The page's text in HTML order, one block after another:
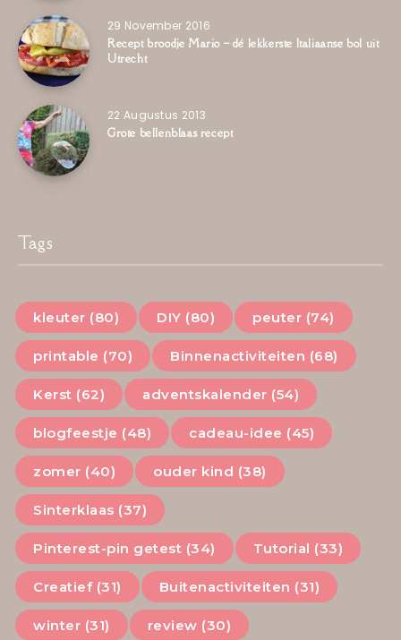
29 November 2016
Recept broodje Mario – dé lekkerste Italiaanse bol uit
Utrecht
22 Augustus 2013
Grote bellenblaas recept
Tags
kleuter (80) DIY (80) peuter (74)
printable (70) Binnenactiviteiten (68)
Kerst (62) adventskalender (54)
blogfeestje (48) cadeau-idee (45)
zomer (40) ouder kind (38)
Sinterklaas (37)
Pinterest-pin getest (34) Tutorial (33)
Creatief (31) Buitenactiviteiten (31)
winter (31) review (30)